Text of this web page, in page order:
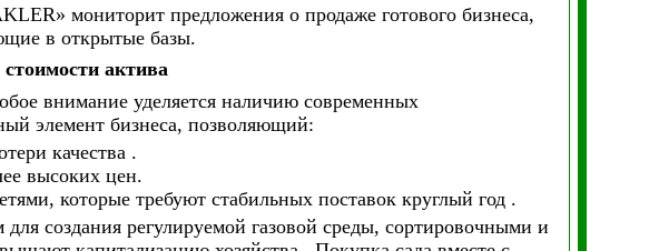
мониторит предложения о продаже готового бизнеса,
в открытые базы.
актива
внимание уделяется наличию современных
элемент бизнеса, позволяющий:
качества .
высоких цен.
которые требуют стабильных поставок круглый год .
создания регулируемой газовой среды, сортировочными и